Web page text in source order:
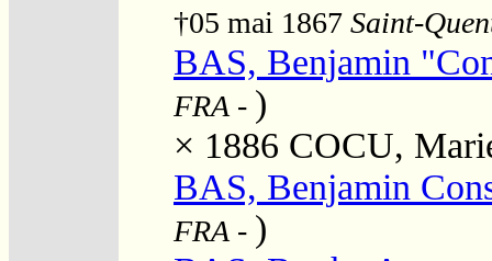
†05 mai 1867 Saint-
BAS, Benjamin
FRA - )
× 1886 COCU,
BAS, Benjamin
FRA - )